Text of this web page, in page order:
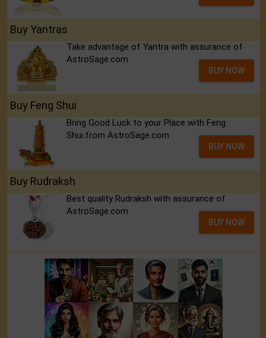
Buy Yantras
Take advantage of Yantra with assurance of
AstroSage.com
BUY NOW
Buy Feng Shui
Bring Good Luck to your Place with Feng
Shui.from AstroSage.com
BUY NOW
Buy Rudraksh
Best quality Rudraksh with assurance of
AstroSage.com
BUY NOW